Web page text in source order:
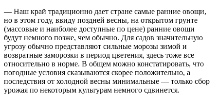
— Наш край традиционно дает стране самые ранние овощи,
но в этом году, ввиду поздней весны, на открытом грунте
(массовые и наиболее доступные по цене) ранние овощи
будут немного позже, чем обычно. Для садов значительную
угрозу обычно представляют сильные морозы зимой и
возвратные заморозки в период цветения, здесь тоже все
относительно в норме. В общем можно констатировать, что
погодные условия сказываются скорее положительно, а
последствия от холодной весны минимальные — только сбор
урожая по некоторым культурам немного сдвинется.